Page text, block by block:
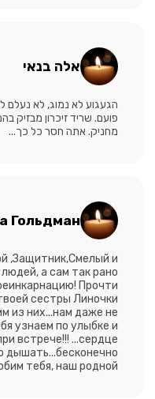
אלה בנאי
הגעגוע לא נמוג, לא נעלם
פועם. שריד זיכרון
מחניק. אתה חסר כל כך...
Гольдман
,Защитник,Смелый и
Прочти
сестры Линочки
из них...нам даже не
узнаем по улыбке и
встрече!!! ...сердце
дышать...бесконечно
тебя, наш родной...